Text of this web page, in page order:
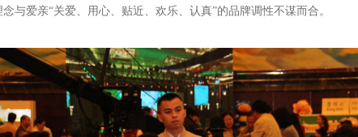
与爱亲“关爱、用心、贴近、欢乐、认真”的品牌调性不谋而合。